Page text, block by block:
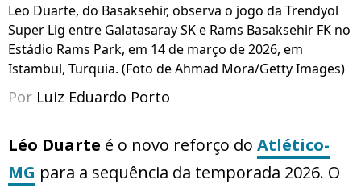
Leo Duarte, do Basaksehir, observa o jogo da Trendyol
Super Lig entre Galatasaray SK e Rams Basaksehir FK no
Estádio Rams Park, em 14 de março de 2026, em
Istambul, Turquia. (Foto de Ahmad Mora/Getty Images)
Por Luiz Eduardo Porto
Léo Duarte é o novo reforço do Atlético-
MG para a sequência da temporada 2026. O